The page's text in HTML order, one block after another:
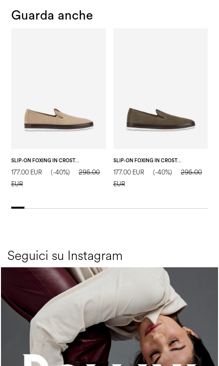
Guarda anche
SLIP-ON FOXING IN CROSTA SABBIA
177.00 EUR (-40%)
295.00
EUR
SLIP-ON FOXING IN CROSTA MILITARE
177.00 EUR (-40%)
295.00
EUR
Seguici su Instagram